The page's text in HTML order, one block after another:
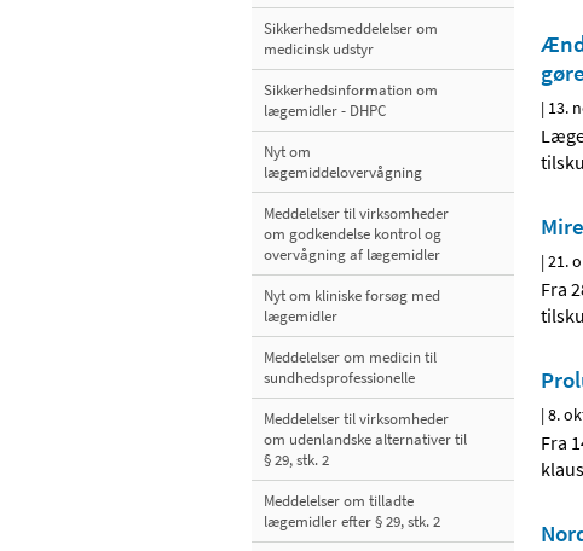
Sikkerhedsmeddelelser om
medicinsk udstyr
Sikkerhedsinformation om
lægemidler - DHPC
Nyt om
lægemiddelovervågning
Meddelelser til virksomheder
om godkendelse kontrol og
overvågning af lægemidler
Nyt om kliniske forsøg med
lægemidler
Meddelelser om medicin til
sundhedsprofessionelle
Meddelelser til virksomheder
om udenlandske alternativer til
§ 29, stk. 2
Meddelelser om tilladte
lægemidler efter § 29, stk. 2
| 13.
|21.
Fra
|8.
Fra